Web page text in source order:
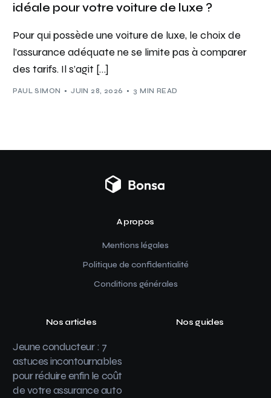
idéale pour votre voiture de luxe ?
Pour qui possède une voiture de luxe, le choix de
l’assurance adéquate ne se limite pas à comparer
des tarifs. Il s’agit […]
PAUL SIMON JUIN 28, 2026 3 MIN READ
A propos
Mentions légales
Politique de confidentialité
Conditions générales
Nos articles
Jeune conducteur : 7
astuces incontournables
pour réduire enfin le coût
de votre assurance auto
Nos guides